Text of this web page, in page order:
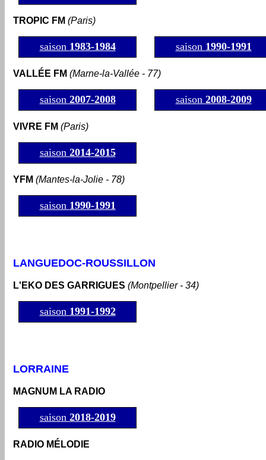
TROPIC FM (Paris)
saison 1983-1984 saison 1990-1991
VALLÉE FM (Marne-la-Vallée - 77)
saison 2007-2008 saison 2008-2009
VIVRE FM (Paris)
saison 2014-2015
YFM (Mantes-la-Jolie - 78)
saison 1990-1991
LANGUEDOC-ROUSSILLON
L'EKO DES GARRIGUES (Montpellier - 34)
saison 1991-1992
LORRAINE
MAGNUM LA RADIO
saison 2018-2019
RADIO MÉLODIE